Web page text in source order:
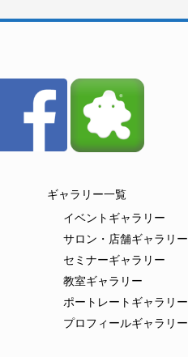
ギャラリー一覧
イベントギャラリー
サロン・店舗ギャラリー
セミナーギャラリー
教室ギャラリー
ポートレートギャラリー
プロフィールギャラリー